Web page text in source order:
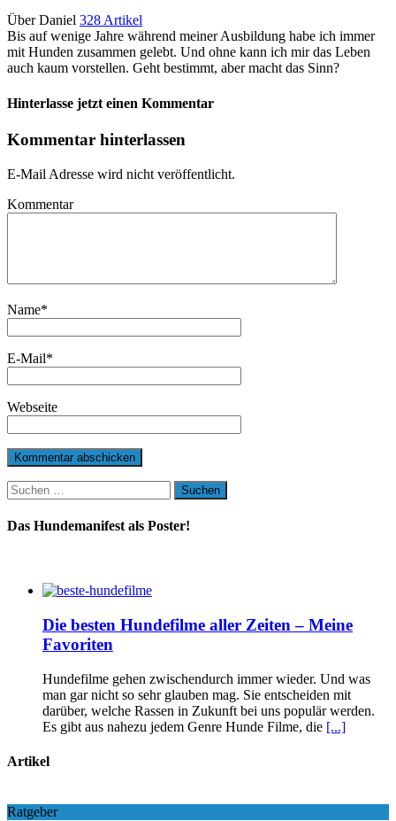
Über Daniel 328 Artikel
Bis auf wenige Jahre während meiner Ausbildung habe ich immer
mit Hunden zusammen gelebt. Und ohne kann ich mir das Leben
auch kaum vorstellen. Geht bestimmt, aber macht das Sinn?
Hinterlasse jetzt einen Kommentar
Kommentar hinterlassen
E-Mail Adresse wird nicht veröffentlicht.
Kommentar
Name*
E-Mail*
Webseite
Suchen
nach:
Das Hundemanifest als Poster!
Die besten Hundefilme aller Zeiten – Meine
Favoriten
Hundefilme gehen zwischendurch immer wieder. Und was
man gar nicht so sehr glauben mag. Sie entscheiden mit
darüber, welche Rassen in Zukunft bei uns populär werden.
Es gibt aus nahezu jedem Genre Hunde Filme, die [...]
Artikel
Ratgeber